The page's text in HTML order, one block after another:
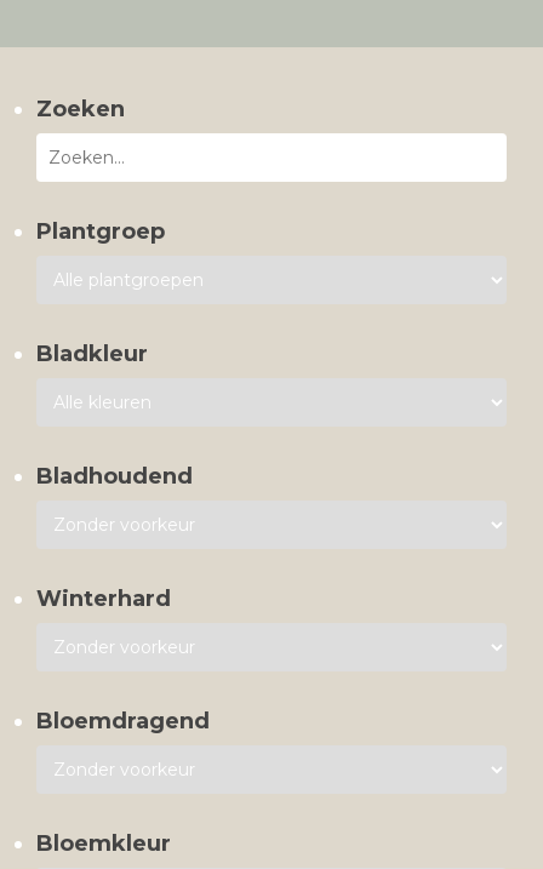
Zoeken
Plantgroep
Bladkleur
Bladhoudend
Winterhard
Bloemdragend
Bloemkleur